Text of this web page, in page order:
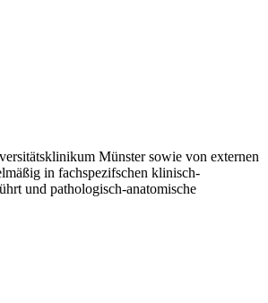
Münster sowie von externen
in fachspezifschen klinisch-
und pathologisch-anatomische